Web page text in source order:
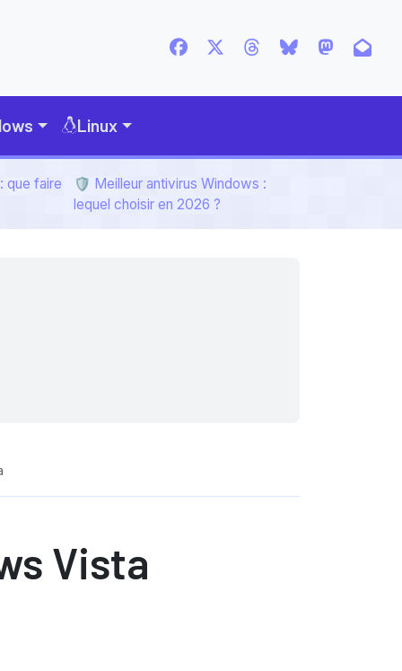
Linux
que faire
🛡️ Meilleur antivirus Windows :
lequel choisir en 2026 ?
Vista